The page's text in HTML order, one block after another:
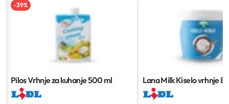
-39%
Pilos Vrhnje za kuhanje500 ml Lana Milk Kiselo vrhnje